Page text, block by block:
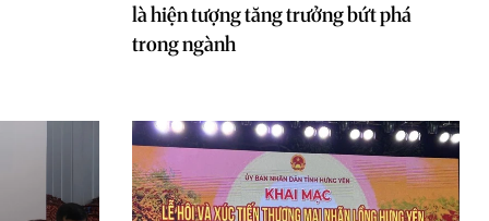
là hiện tượng tăng trưởng bứt phá
trong ngành